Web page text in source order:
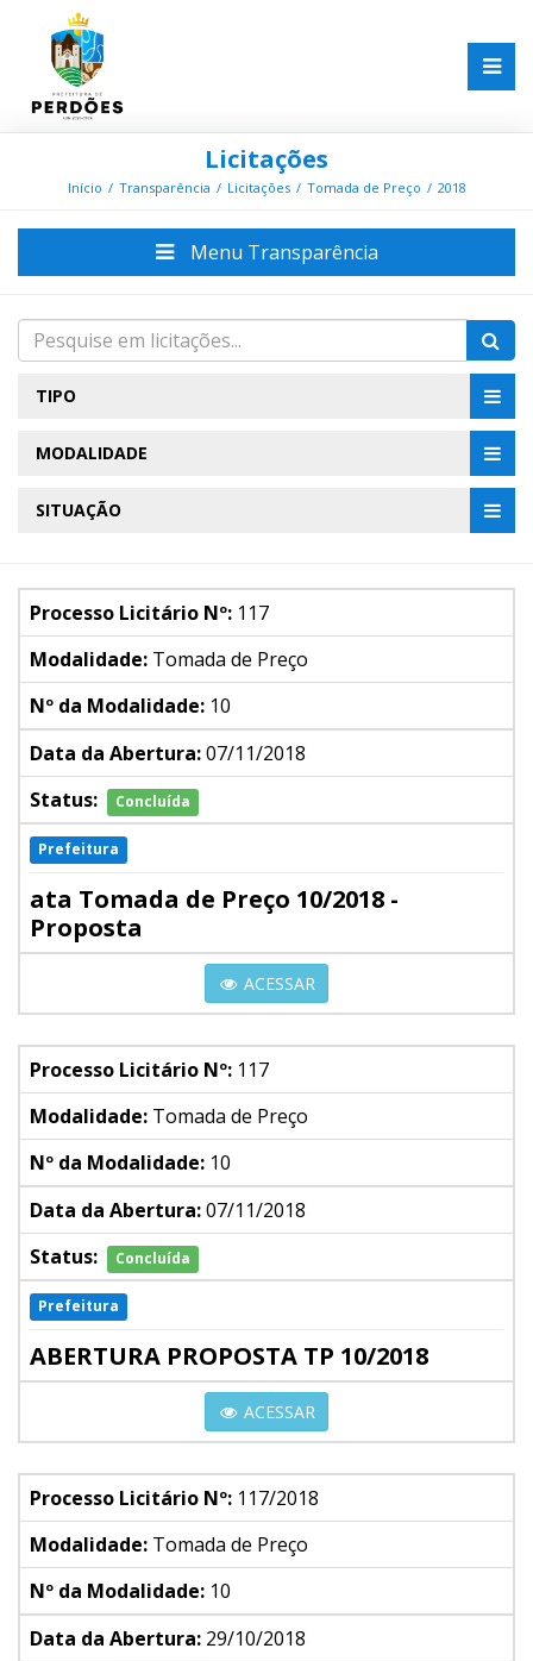
Licitações
Início Transparência Licitações Tomada de Preço 2018
Menu Transparência
TIPO
MODALIDADE
SITUAÇÃO
Processo Licitário Nº: 117
Modalidade: Tomada de Preço
Nº da Modalidade: 10
Data da Abertura:07/11/2018
Status:
Concluída
Prefeitura
ata Tomada de Preço 10/2018 -
Proposta
ACESSAR
Processo Licitário Nº: 117
Modalidade: Tomada de Preço
Nº da Modalidade: 10
Data da Abertura:07/11/2018
Status:
Concluída
Prefeitura
ABERTURA PROPOSTA TP 10/2018
ACESSAR
Processo Licitário Nº: 117/2018
Modalidade: Tomada de Preço
Nº da Modalidade: 10
Data da Abertura: 29/10/2018